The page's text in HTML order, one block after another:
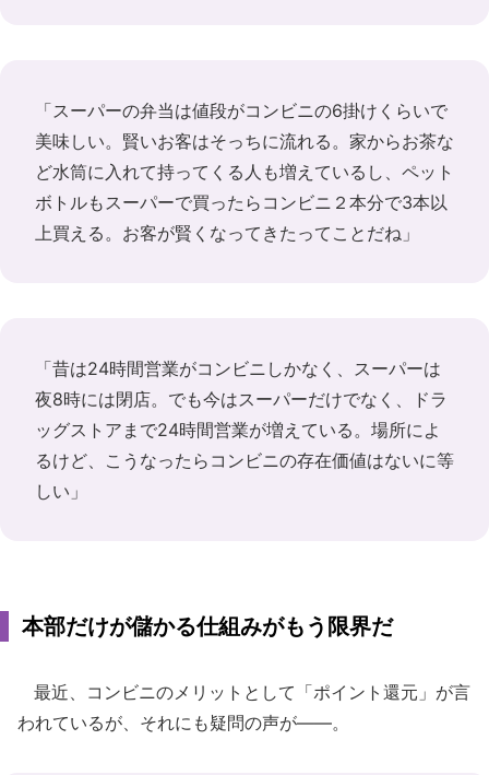
「スーパーの弁当は値段がコンビニの6掛けくらいで
美味しい。賢いお客はそっちに流れる。家からお茶な
ど水筒に入れて持ってくる人も増えているし、ペット
ボトルもスーパーで買ったらコンビニ２本分で3本以
上買える。お客が賢くなってきたってことだね」
「昔は24時間営業がコンビニしかなく、スーパーは
夜8時には閉店。でも今はスーパーだけでなく、ドラ
ッグストアまで24時間営業が増えている。場所によ
るけど、こうなったらコンビニの存在価値はないに等
しい」
本部だけが儲かる仕組みがもう限界だ
最近、コンビニのメリットとして「ポイント還元」が言
われているが、それにも疑問の声が――。